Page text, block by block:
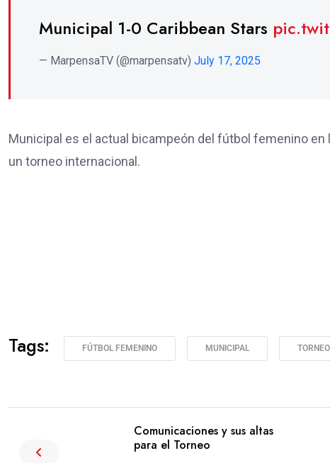
Municipal 1-0 Caribbean Stars
— MarpensaTV (@marpensatv) July 17, 2025
Municipal es el actual bicampeón del fútbol femenino en
un torneo internacional.
Tags: FÚTBOL FEMENINO MUNICIPAL
Comunicaciones y sus altas
para el Torneo